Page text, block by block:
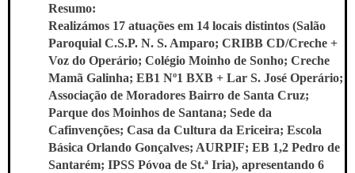
Resumo:
Realizámos 17 atuações em 14 locais distintos (Salão
Paroquial C.S.P. N. S. Amparo; CRIBB CD/Creche +
Voz do Operário; Colégio Moinho de Sonho; Creche
Mamã Galinha; EB1 Nº1 BXB + Lar S. José Operário;
Associação de Moradores Bairro de Santa Cruz;
Parque dos Moinhos de Santana; Sede da
Cafinvenções; Casa da Cultura da Ericeira; Escola
Básica Orlando Gonçalves; AURPIF; EB 1,2 Pedro de
Santarém; IPSS Póvoa de St.ª Iria), apresentando 6